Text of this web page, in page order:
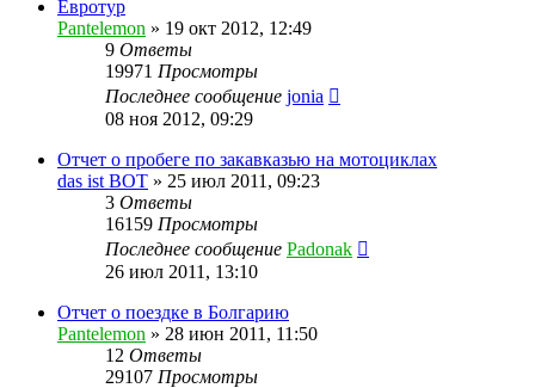
Евротур
Pantelemon » 19 окт 2012, 12:49
9 Ответы
19971 Просмотры
Последнее сообщение jonia
08 ноя 2012, 09:29
Отчет о пробеге по закавказью на мотоциклах
das ist BOT » 25 июл 2011, 09:23
3 Ответы
16159 Просмотры
Последнее сообщение Padonak
26 июл 2011, 13:10
Отчет о поездке в Болгарию
Pantelemon » 28 июн 2011, 11:50
12 Ответы
29107 Просмотры